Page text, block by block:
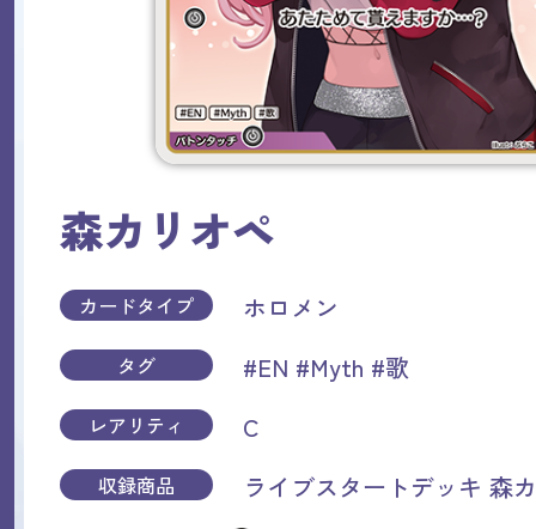
森カリオペ
カードタイプ ホロメン
タグ #EN #Myth #歌
レアリティ C
収録商品 ライブスタートデッキ 森